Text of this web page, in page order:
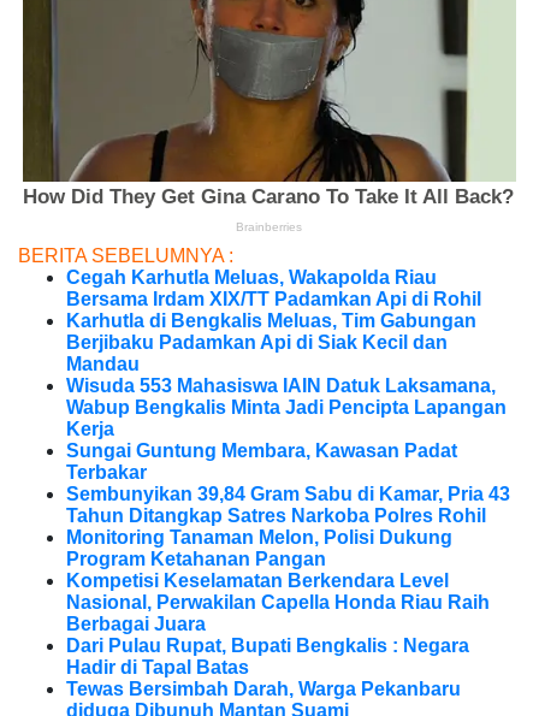
BERITA SEBELUMNYA :
Cegah Karhutla Meluas, Wakapolda Riau
Bersama Irdam XIX/TT Padamkan Api di Rohil
Karhutla di Bengkalis Meluas, Tim Gabungan
Berjibaku Padamkan Api di Siak Kecil dan
Mandau
Wisuda 553 Mahasiswa IAIN Datuk Laksamana,
Wabup Bengkalis Minta Jadi Pencipta Lapangan
Kerja
Sungai Guntung Membara, Kawasan Padat
Terbakar
Sembunyikan 39,84 Gram Sabu di Kamar, Pria 43
Tahun Ditangkap Satres Narkoba Polres Rohil
Monitoring Tanaman Melon, Polisi Dukung
Program Ketahanan Pangan
Kompetisi Keselamatan Berkendara Level
Nasional, Perwakilan Capella Honda Riau Raih
Berbagai Juara
Dari Pulau Rupat, Bupati Bengkalis : Negara
Hadir di Tapal Batas
Tewas Bersimbah Darah, Warga Pekanbaru
diduga Dibunuh Mantan Suami